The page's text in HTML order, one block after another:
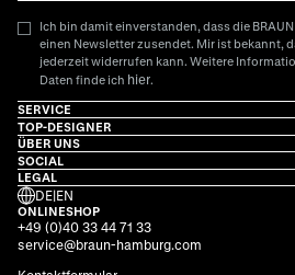
Ich bin damit einverstanden, dass die
einen Newsletter zusendet. Mir ist bekannt,
jederzeit widerrufen kann. Weitere
Daten finde ich hier.
SERVICE
TOP-DESIGNER
ÜBER UNS
SOCIAL
LEGAL
DE|EN
ONLINESHOP
+49 (0)40 33 44 71 33
service@braun-hamburg.com